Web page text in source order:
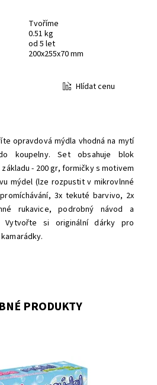
Tvoříme
0.51 kg
od 5 let
200x255x70 mm
Hlídat cenu
opravdová mýdla vhodná na mytí
koupelny. Set obsahuje blok
- 200 gr, formičky s motivem
mýdel (lze rozpustit v mikrovlnné
3x tekuté barvivo, 2x
rukavice, podrobný návod a
Vytvořte si originální dárky pro
PRODUKTY